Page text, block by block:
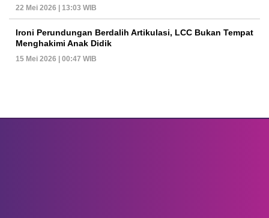
22 Mei 2026 | 13:03 WIB
Ironi Perundungan Berdalih Artikulasi, LCC Bukan Tempat
Menghakimi Anak Didik
15 Mei 2026 | 00:47 WIB